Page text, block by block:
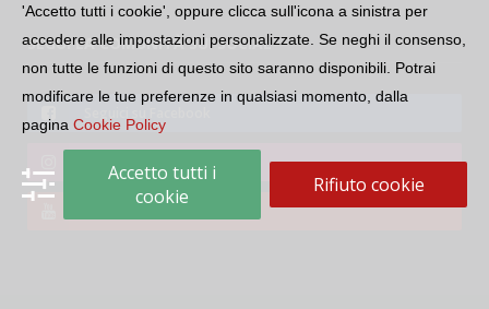
SEGUI LA COMUNITÀ SUI SOCIAL
Seguici su Instagram
'Accetto tutti i cookie', oppure clicca sull'icona a sinistra per
accedere alle impostazioni personalizzate. Se neghi il consenso,
non tutte le funzioni di questo sito saranno disponibili. Potrai
modificare le tue preferenze in qualsiasi momento, dalla
pagina Cookie Policy
Accetto tutti i
cookie
Rifiuto cookie